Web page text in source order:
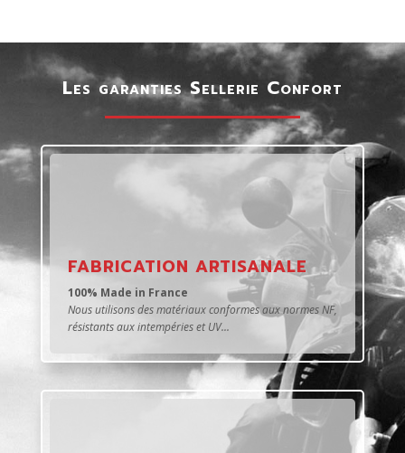
Les garanties Sellerie Confort
FABRICATION ARTISANALE
100% Made in France
Nous utilisons des matériaux conformes aux normes NF,
résistants aux intempéries et UV...